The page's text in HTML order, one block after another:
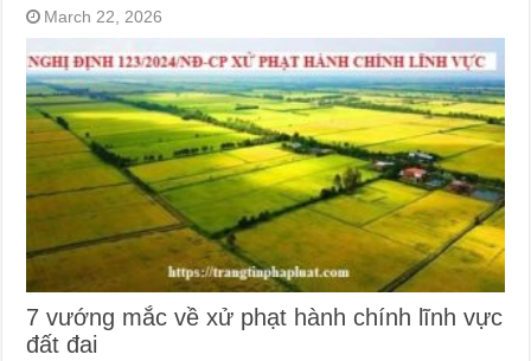
March 22, 2026
7 vướng mắc về xử phạt hành chính lĩnh vực
đất đai